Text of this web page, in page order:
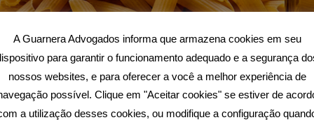
barrar o aumento da inflação dos alimentos, o
para alguns itens considerados essenciais.
A Guarnera Advogados informa que armazena cookies em seu
para garantir o funcionamento adequado e a segurança
nossos websites, e para oferecer a você a melhor experiência de
possível. Clique em "Aceitar cookies" se estiver de
a utilização desses cookies, ou modifique a configuração